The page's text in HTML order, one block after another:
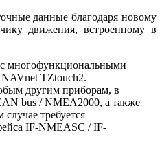
данные благодаря новому
движения, встроенному в
с многофункциональными
TZtouch2.
другим приборам, в
bus / NMEA2000, а также
требуется
IF-NMEASC / IF-